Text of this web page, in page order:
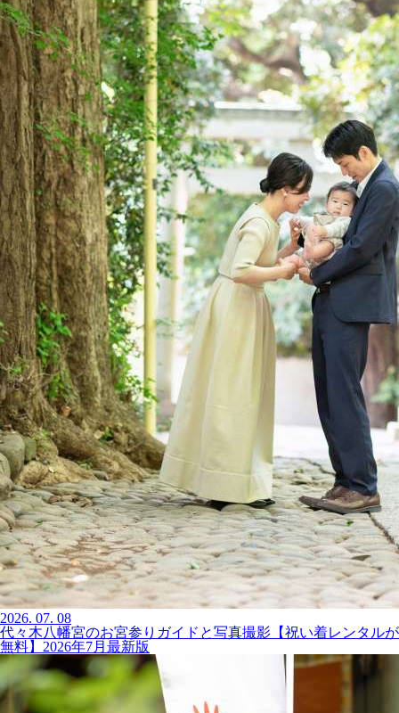
2026. 07. 08
代々木八幡宮のお宮参りガイドと写真撮影【祝い着レンタルが
無料】2026年7月最新版